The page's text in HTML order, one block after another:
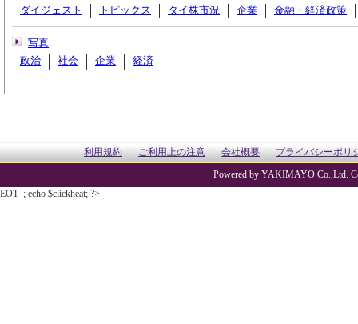
ダイジェスト トピックス タイ株市況 企業 金融・経済政策
写真
政治
社会 企業 経済
利用規約 ご利用上の注意 会社概要 プライバシーポリ
Powered by YAKIMAYO Co.,Ltd.
EOT_; echo $clickheat; ?>